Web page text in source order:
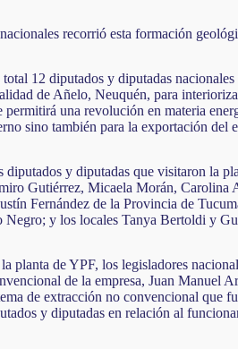
recorrió esta formación
12 diputados y diputadas
de Añelo, Neuquén, para
permitirá una revolución en materia
sino también para la exportación del
diputados y diputadas que visitaron la
Gutiérrez, Micaela Morán, Carolina
Fernández de la Provincia de
Negro; y los locales Tanya Bertoldi y
planta de YPF, los legisladores
de la empresa, Juan Manuel
de extracción no convencional que
y diputadas en relación al